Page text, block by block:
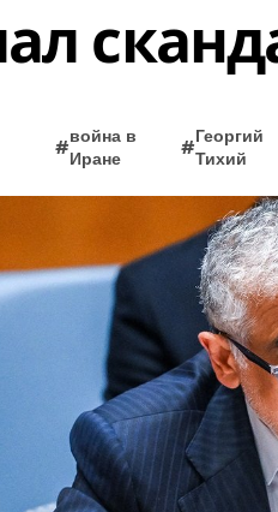
#
война в
Иране
#
Георгий
Тихий